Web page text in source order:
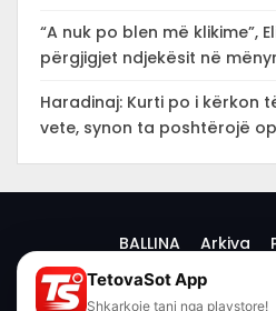
“A nuk po blen më klikime”,
përgjigjet ndjekësit në
Haradinaj: Kurti po i kërkon
vete, synon ta poshtërojë
BALLINA Arkiva
© 2026 -
TetovaSot App
Shkarkoje tani nga playstore!